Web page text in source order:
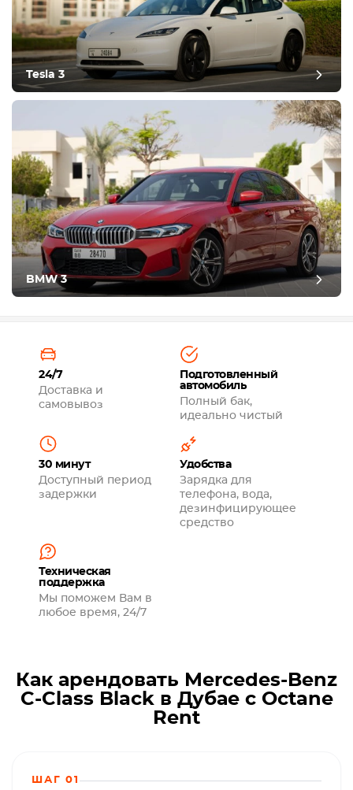
Tesla 3
BMW 3
24/7
Доставка и
самовывоз
Подготовленный
автомобиль
Полный бак,
идеально чистый
30 минут
Доступный период
задержки
Удобства
Зарядка для
телефона, вода,
дезинфицирующее
средство
Техническая
поддержка
Мы поможем Вам в
любое время, 24/7
Как арендовать Mercedes-Benz
C-Class Black в Дубае с Octane
Rent
ШАГ 01